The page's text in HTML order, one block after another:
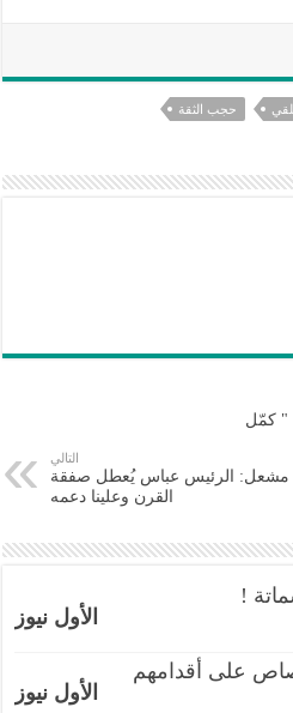
حجب الثقة
: " كمّل
التالي
مشعل: الرئيس عباس يُعطل صفقة
القرن وعلينا دعمه
!
الأول نيوز
على أقدامهم
الأول نيوز